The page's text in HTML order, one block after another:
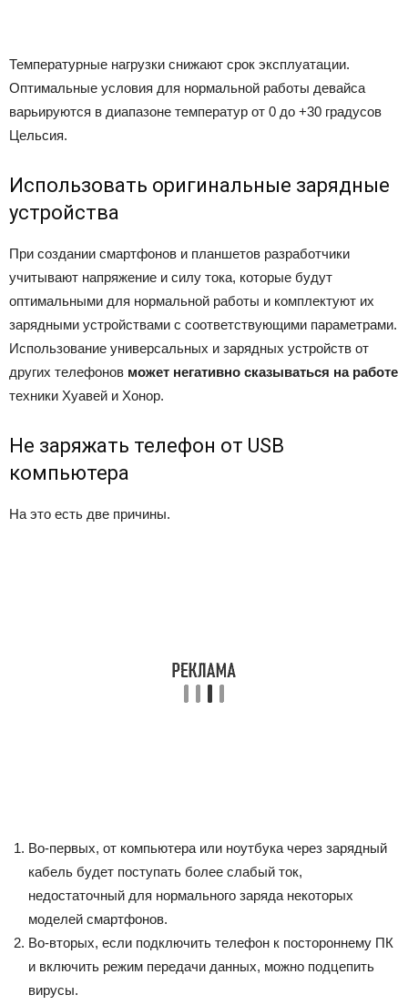
Температурные нагрузки снижают срок эксплуатации.
Оптимальные условия для нормальной работы девайса
варьируются в диапазоне температур от 0 до +30 градусов
Цельсия.
Использовать оригинальные зарядные
устройства
При создании смартфонов и планшетов разработчики
учитывают напряжение и силу тока, которые будут
оптимальными для нормальной работы и комплектуют их
зарядными устройствами с соответствующими параметрами.
Использование универсальных и зарядных устройств от
других телефонов может негативно сказываться на работе
техники Хуавей и Хонор.
Не заряжать телефон от USB
компьютера
На это есть две причины.
Во-первых, от компьютера или ноутбука через зарядный
кабель будет поступать более слабый ток,
недостаточный для нормального заряда некоторых
моделей смартфонов.
Во-вторых, если подключить телефон к постороннему ПК
и включить режим передачи данных, можно подцепить
вирусы.